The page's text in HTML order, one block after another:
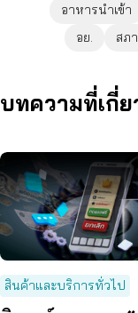
อาหารนำเข้า
อย.
สภ
บทความที่เกี่ย
สินค้าและบริการทั่วไป